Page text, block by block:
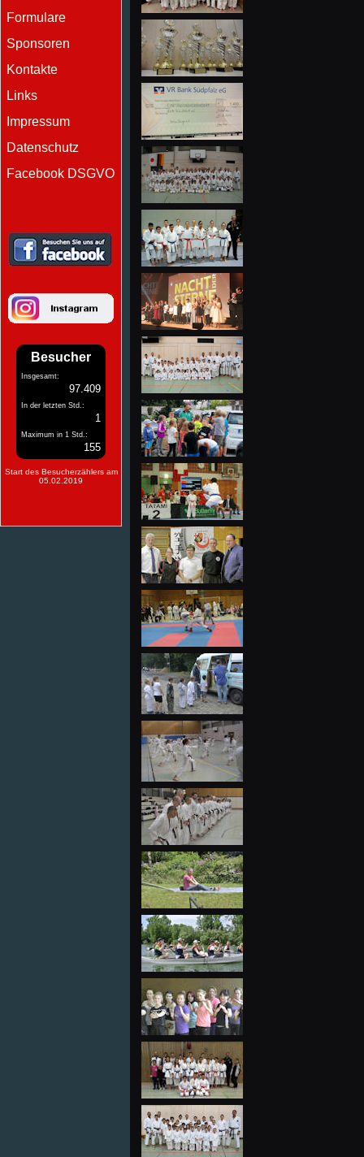
Formulare
Sponsoren
Kontakte
Links
Impressum
Datenschutz
Facebook DSGVO
Besucher
Insgesamt:
97.409
In der letzten Std.:
1
Maximum in 1 Std.:
155
Start des Besucherzählers am
05.02.2019